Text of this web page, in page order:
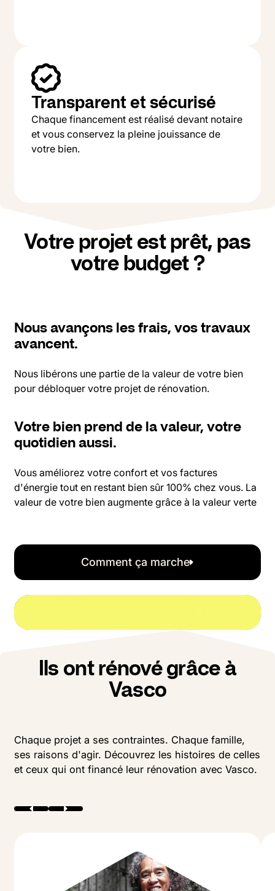
Transparent et sécurisé
Chaque financement est réalisé devant notaire
et vous conservez la pleine jouissance de
votre bien.
Votre projet est prêt, pas
votre budget ?
Nous avançons les frais, vos travaux
avancent.
Nous libérons une partie de la valeur de votre bien
pour débloquer votre projet de rénovation.
Votre bien prend de la valeur, votre
quotidien aussi.
Vous améliorez votre confort et vos factures
d'énergie tout en restant bien sûr 100% chez vous. La
valeur de votre bien augmente grâce à la valeur verte
Comment ça marche
Ils ont rénové grâce à
Vasco
Chaque projet a ses contraintes. Chaque famille,
ses raisons d'agir. Découvrez les histoires de celles
et ceux qui ont financé leur rénovation avec Vasco.